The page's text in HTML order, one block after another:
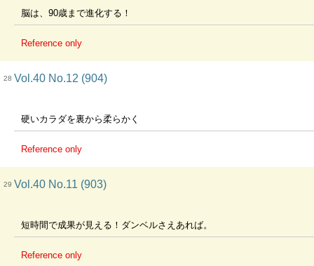
脳は、90歳まで進化する！
Reference only
28 Vol.40 No.12 (904)
硬いカラダを裏から柔らかく
Reference only
29 Vol.40 No.11 (903)
短時間で成果が見える！ダンベルさえあれば。
Reference only